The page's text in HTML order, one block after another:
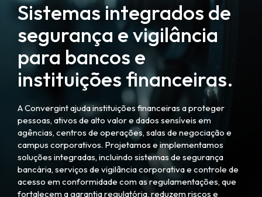
Sistemas integrados de
segurança e vigilância
para bancos e
instituições financeiras.
A Convergint ajuda instituições financeiras a proteger
pessoas, ativos de alto valor e dados sensíveis em
agências, centros de operações, salas de negociação e
campus corporativos. Projetamos e implementamos
soluções integradas, incluindo sistemas de segurança
bancária, serviços de vigilância corporativa e controle de
acesso em conformidade com as regulamentações, que
fortalecem a garantia regulatória, reduzem riscos e